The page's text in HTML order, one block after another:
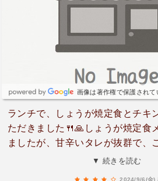
画像は著作権で保護されて
ランチで、しょうが焼定食とチキ
ただきました🍴🙏しょうが焼定食
ましたが、甘辛いタレが抜群で、
👌付け合わせのキャベツにしょう
▼ 続きを読む
2024/9/6(金)